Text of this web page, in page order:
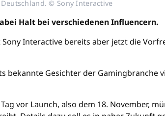
© Sony Interactive
Halt bei verschiedenen Influencern.
Interactive bereits aber jetzt die
bekannte Gesichter der Gamingbranche
vor Launch, also dem 18. November,